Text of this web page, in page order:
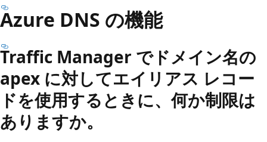
Azure DNS の機能
Traffic Manager でドメイン名の
apex に対してエイリアス レコー
ドを使用するときに、何か制限は
ありますか。